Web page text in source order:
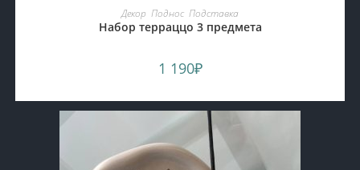
ADD TO CART
Декор Поднос Подставка
Набор терраццо 3 предмета
1 190₽